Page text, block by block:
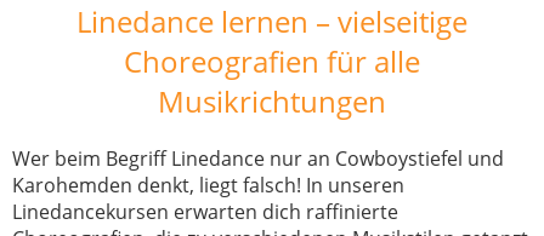
Linedance lernen – vielseitige
Choreografien für alle
Musikrichtungen
Wer beim Begriff Linedance nur an Cowboystiefel und
Karohemden denkt, liegt falsch! In unseren
Linedancekursen erwarten dich raffinierte